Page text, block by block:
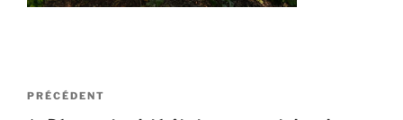
Navigation
Article
PRÉCÉDENT